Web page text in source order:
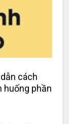
cách
huống phần